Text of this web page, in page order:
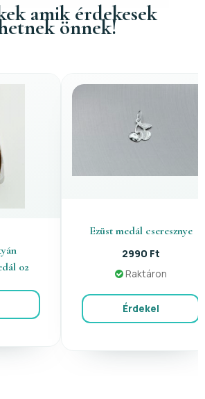
amik érdekesek
önnek!
02
Ezüst medál cseresznye
2990 Ft
Raktáron
Érdekel